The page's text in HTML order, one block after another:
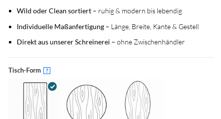
Wild oder Clean sortiert– ruhig & modern bis lebendig
Individuelle Maßanfertigung– Länge, Breite, Kante & Gestell
Direkt aus unserer Schreinerei – ohne Zwischenhändler
Tisch-Form ?